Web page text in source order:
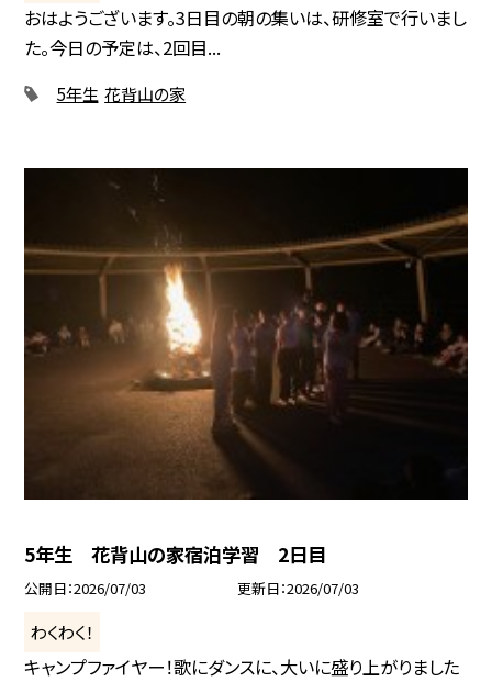
おはようございます。3日目の朝の集いは、研修室で行いまし
た。今日の予定は、2回目...
5年生 花背山の家
5年生 花背山の家宿泊学習 2日目
公開日 2026/07/03 更新日 2026/07/03
わくわく！
キャンプファイヤー！歌にダンスに、大いに盛り上がりました